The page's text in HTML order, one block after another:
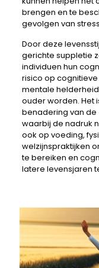
brengen en te
gevolgen van
Door deze
gerichte suppletie
individuen hun
risico op
mentale
ouder worden. Het
benadering van de
waarbij de nadruk
ook op voeding,
welzijnspraktijken
te bereiken en
latere levensjaren